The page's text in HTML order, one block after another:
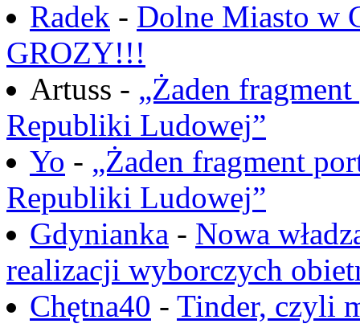
Radek - Dolne Miasto w
GROZY!!!
Artuss - „Żaden
Republiki Ludowej”
Yo - „Żaden fragment
Republiki Ludowej”
Gdynianka - Nowa
realizacji wyborczych
Chętna40 - Tinder, czyli